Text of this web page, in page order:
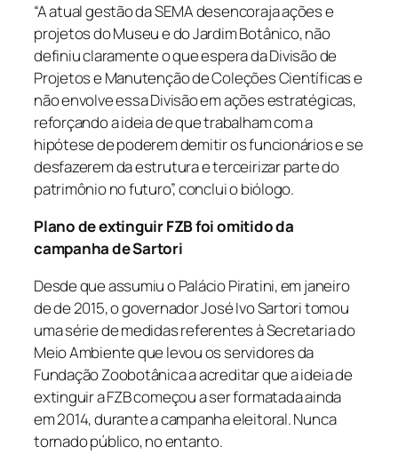
“A atual gestão da SEMA desencoraja ações e
projetos do Museu e do Jardim Botânico, não
definiu claramente o que espera da Divisão de
Projetos e Manutenção de Coleções Científicas e
não envolve essa Divisão em ações estratégicas,
reforçando a ideia de que trabalham com a
hipótese de poderem demitir os funcionários e se
desfazerem da estrutura e terceirizar parte do
patrimônio no futuro”, conclui o biólogo.
Plano de extinguir FZB foi omitido da
campanha de Sartori
Desde que assumiu o Palácio Piratini, em janeiro
de de 2015, o governador José Ivo Sartori tomou
uma série de medidas referentes à Secretaria do
Meio Ambiente que levou os servidores da
Fundação Zoobotânica a acreditar que a ideia de
extinguir a FZB começou a ser formatada ainda
em 2014, durante a campanha eleitoral. Nunca
tornado público, no entanto.